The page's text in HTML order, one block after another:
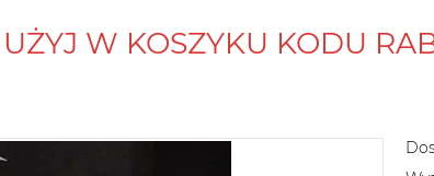
W KOSZYKU KODU